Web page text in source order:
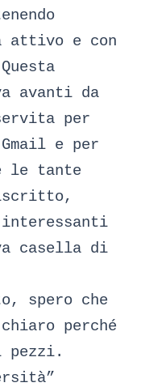
attivo e con
avanti da
per
e per
le tante
casella di
spero che
perché
pezzi.